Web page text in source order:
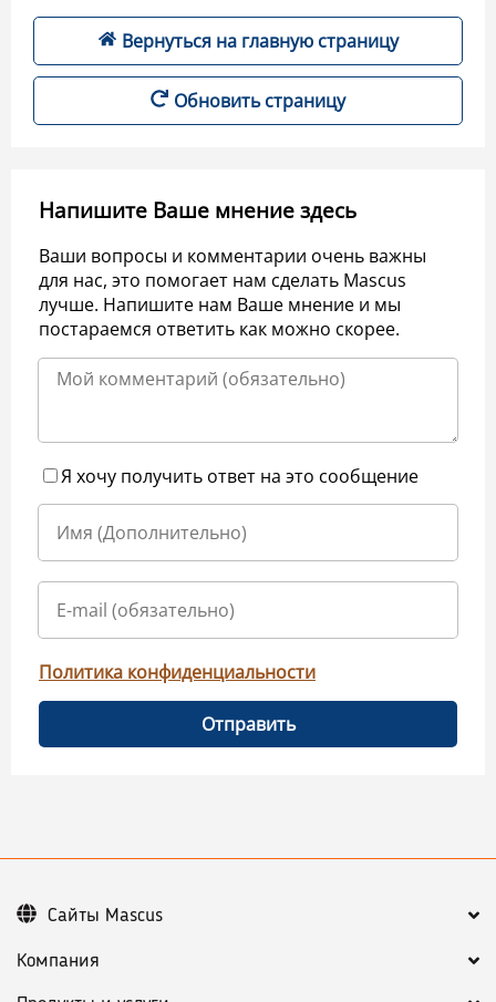
Вернуться на главную страницу
Обновить страницу
Напишите Ваше мнение здесь
Ваши вопросы и комментарии очень важны
для нас, это помогает нам сделать Mascus
лучше. Напишите нам Ваше мнение и мы
постараемся ответить как можно скорее.
Я хочу получить ответ на это сообщение
Политика конфиденциальности
Отправить
Компания
Сайты Mascus